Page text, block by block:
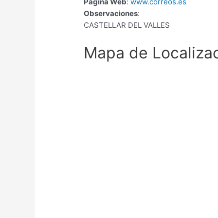
Observaciones:
CASTELLAR DEL VALLES
Mapa de